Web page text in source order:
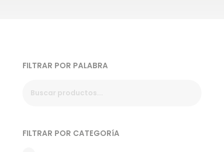
FILTRAR POR PALABRA
FILTRAR POR CATEGORíA